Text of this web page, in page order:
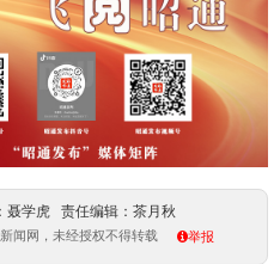
学虎 责任编辑：茶月秋
闻网，未经授权不得转载 举报